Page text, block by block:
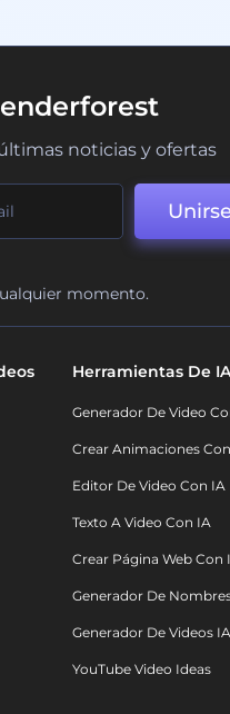
noticias y ofertas
momento.
Herramientas De IA
Generador De Video
Crear Animaciones
Editor De Video Con IA
Texto A Video Con IA
Crear Página Web Con
Generador De
Generador De Videos
YouTube Video Ideas